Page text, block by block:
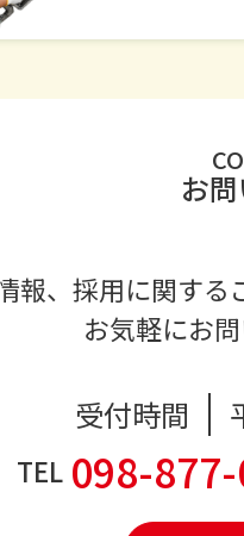
お
報、採用に関する
お気軽にお
受付時間
TEL 098-